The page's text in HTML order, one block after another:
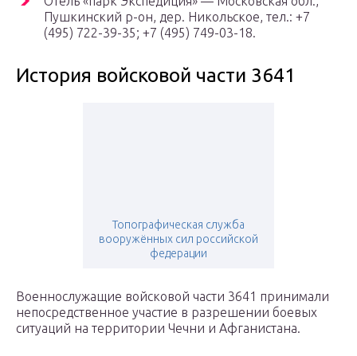
Пушкинский р-он, дер. Никольское, тел.: +7
(495) 722-39-35; +7 (495) 749-03-18.
История войсковой части 3641
Топографическая служба
вооружённых сил российской
федерации
Военнослужащие войсковой части 3641 принимали
непосредственное участие в разрешении боевых
ситуаций на территории Чечни и Афганистана.